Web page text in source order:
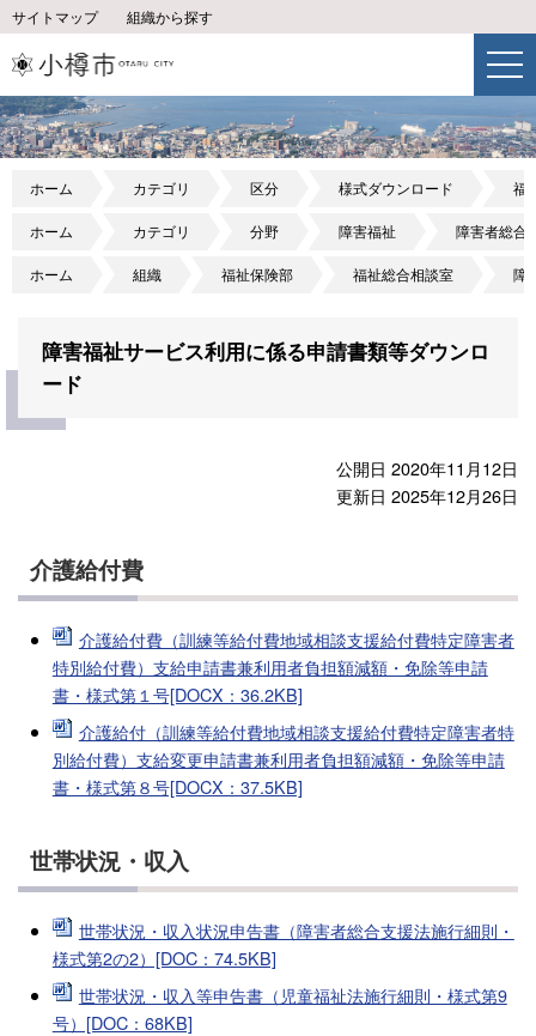
サイトマップ 組織から探す
ホーム カテゴリ 区分 様式ダウンロード 福
ホーム カテゴリ 分野 障害福祉 障害者総合
ホーム 組織 福祉保険部 福祉総合相談室 障
障害福祉サービス利用に係る申請書類等ダウンロ
ード
公開日 2020年11月12日
更新日 2025年12月26日
介護給付費
介護給付費（訓練等給付費地域相談支援給付費特定障害者
特別給付費）支給申請書兼利用者負担額減額・免除等申請
書・様式第１号[DOCX：36.2KB]
介護給付（訓練等給付費地域相談支援給付費特定障害者特
別給付費）支給変更申請書兼利用者負担額減額・免除等申請
書・様式第８号[DOCX：37.5KB]
世帯状況・収入
世帯状況・収入状況申告書（障害者総合支援法施行細則・
様式第2の2）[DOC：74.5KB]
世帯状況・収入等申告書（児童福祉法施行細則・様式第9
号）[DOC：68KB]